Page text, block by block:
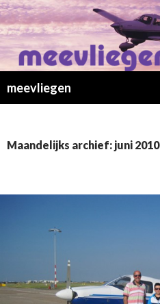
meevliegen
Maandelijks archief: juni 2010